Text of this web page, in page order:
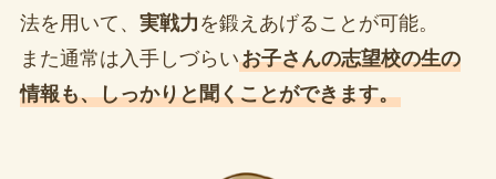
法を用いて、 実戦力 を鍛えあげることが可能。
また通常は入手しづらいお子さんの志望校の生の
情報も、しっかりと聞くことができます。